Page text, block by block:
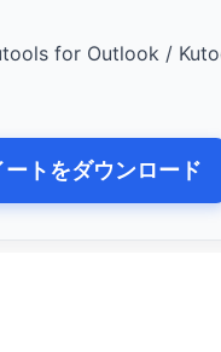
for Outlook /
トをダウンロード